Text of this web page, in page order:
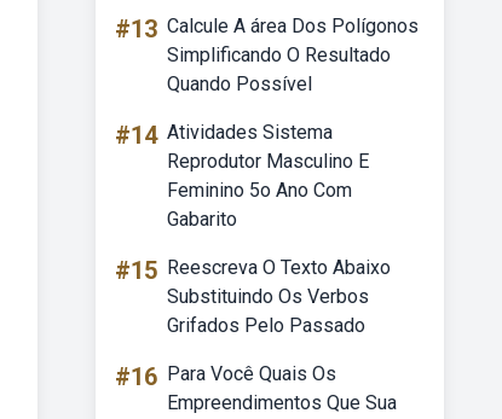
#13 Calcule A área Dos Polígonos
Simplificando O Resultado
Quando Possível
#14 Atividades Sistema
Reprodutor Masculino E
Feminino 5o Ano Com
Gabarito
#15 Reescreva O Texto Abaixo
Substituindo Os Verbos
Grifados Pelo Passado
#16 Para Você Quais Os
Empreendimentos Que Sua